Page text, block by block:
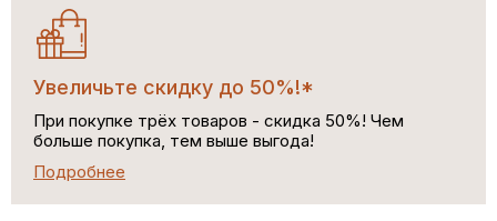
Увеличьте скидку до 50%!*
При покупке трёх товаров - скидка 50%! Чем
больше покупка, тем выше выгода!
Подробнее